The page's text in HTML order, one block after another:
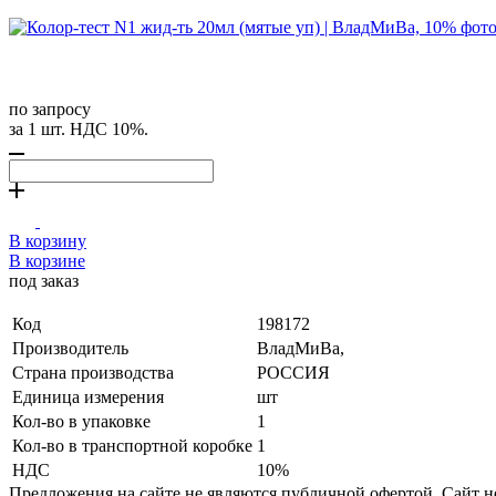
по запросу
за 1 шт. НДС 10%.
В корзину
В корзине
под заказ
Код
198172
Производитель
ВладМиВа,
Страна производства
РОССИЯ
Единица измерения
шт
Кол-во в упаковке
1
Кол-во в транспортной коробке 1
НДС
10%